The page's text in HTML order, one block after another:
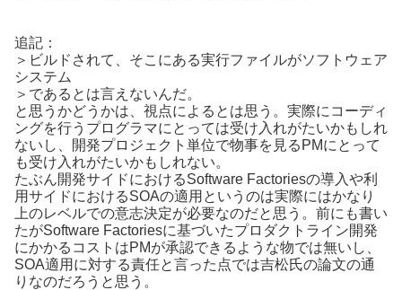
追記：
＞ビルドされて、そこにある実行ファイルがソフトウェア
システム
＞であるとは言えないんだ。
と思うかどうかは、視点によるとは思う。実際にコーディ
ングを行うプログラマにとっては受け入れがたいかもしれ
ないし、開発プロジェクト単位で物事を見るPMにとって
も受け入れがたいかもしれない。
たぶん開発サイドにおけるSoftware Factoriesの導入や利
用サイドにおけるSOAの適用というのは実際にはかなり
上のレベルでの意志決定が必要なのだと思う。前にも書い
たがSoftware Factoriesに基づいたプロダクトライン開発
にかかるコストはPMが承認できるような物では無いし、
SOA適用に対する責任と言った点では吉松氏の論文の通
りなのだろうと思う。